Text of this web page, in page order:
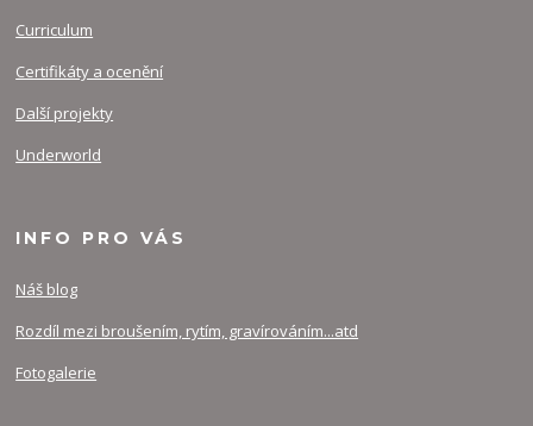
Curriculum
Certifikáty a ocenění
Další projekty
Underworld
INFO PRO VÁS
Náš blog
Rozdíl mezi broušením, rytím, gravírováním...atd
Fotogalerie